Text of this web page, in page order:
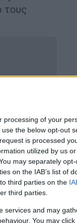
processing of your
the below opt-out
is processed
utilized by us
may separately
on the IAB’s list of
third parties on the
third parties.
services and may
You may
τους
η
ΚΚΕ
μείνει
ο